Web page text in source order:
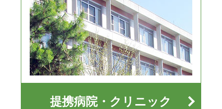
提携病院・クリニック